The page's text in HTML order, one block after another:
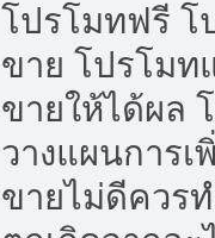
โปรโมทฟรี โ
ขาย โปรโมท
ขายให้ได้ผล
วางแผนการ
ขายไม่ดีควร